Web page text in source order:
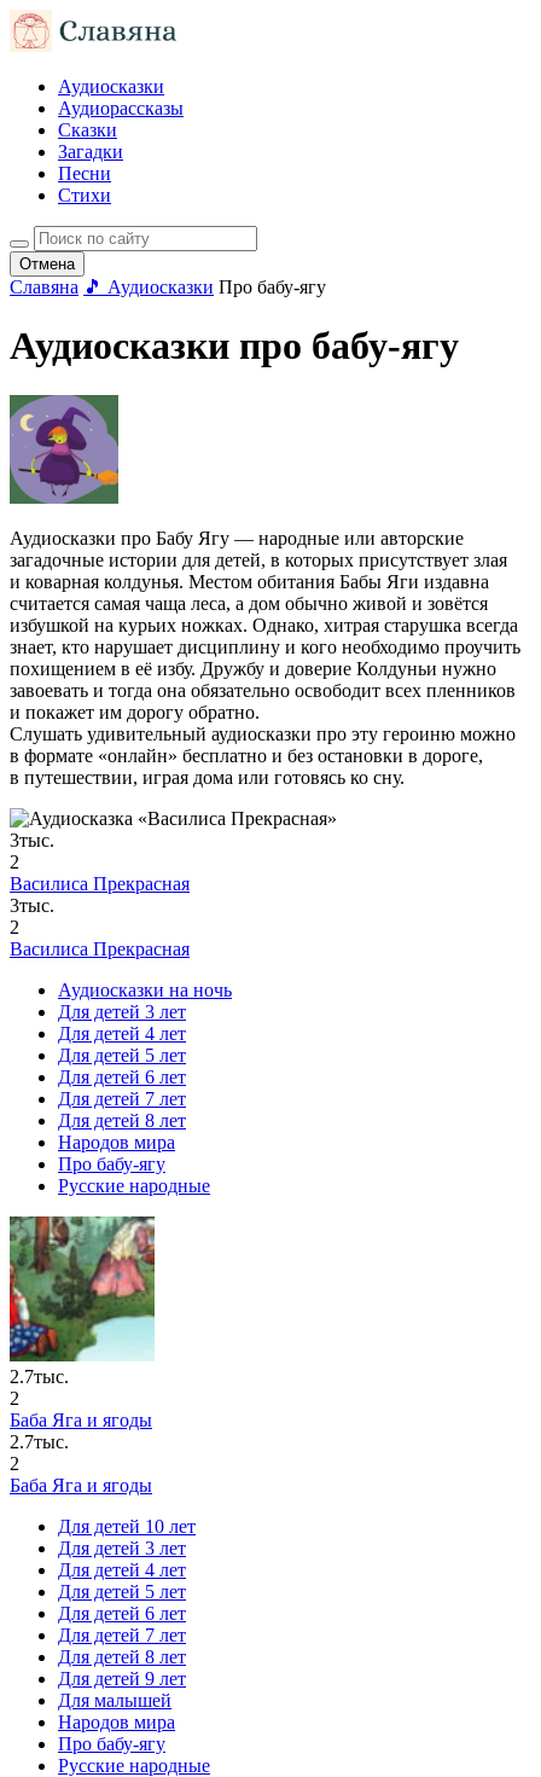
Аудиосказки
Аудиорассказы
Сказки
Загадки
Песни
Стихи
Отмена
Славяна 🎵 Аудиосказки Про бабу-ягу
Аудиосказки про бабу-ягу
Аудиосказки про Бабу Ягу — народные или авторские
загадочные истории для детей, в которых присутствует злая
и коварная колдунья. Местом обитания Бабы Яги издавна
считается самая чаща леса, а дом обычно живой и зовётся
избушкой на курьих ножках. Однако, хитрая старушка всегда
знает, кто нарушает дисциплину и кого необходимо проучить
похищением в её избу. Дружбу и доверие Колдуньи нужно
завоевать и тогда она обязательно освободит всех пленников
и покажет им дорогу обратно.
Слушать удивительный аудиосказки про эту героиню можно
в формате «онлайн» бесплатно и без остановки в дороге,
в путешествии, играя дома или готовясь ко сну.
3тыс.
2
Василиса Прекрасная
3тыс.
2
Василиса Прекрасная
Аудиосказки на ночь
Для детей 3 лет
Для детей 4 лет
Для детей 5 лет
Для детей 6 лет
Для детей 7 лет
Для детей 8 лет
Народов мира
Про бабу-ягу
Русские народные
2.7тыс.
2
Баба Яга и ягоды
2.7тыс.
2
Баба Яга и ягоды
Для детей 10 лет
Для детей 3 лет
Для детей 4 лет
Для детей 5 лет
Для детей 6 лет
Для детей 7 лет
Для детей 8 лет
Для детей 9 лет
Для малышей
Народов мира
Про бабу-ягу
Русские народные